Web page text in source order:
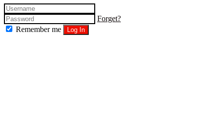
Forget?
Remember me
Log In